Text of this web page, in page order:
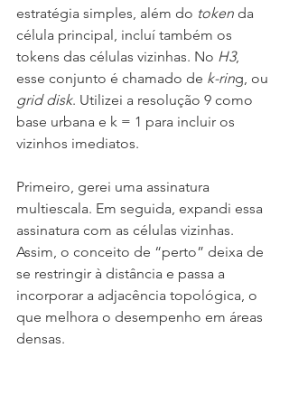
estratégia simples, além do token da
célula principal, incluí também os
tokens das células vizinhas. No H3,
esse conjunto é chamado de k-ring, ou
grid disk. Utilizei a resolução 9 como
base urbana e k = 1 para incluir os
vizinhos imediatos.
Primeiro, gerei uma assinatura
multiescala. Em seguida, expandi essa
assinatura com as células vizinhas.
Assim, o conceito de “perto” deixa de
se restringir à distância e passa a
incorporar a adjacência topológica, o
que melhora o desempenho em áreas
densas.